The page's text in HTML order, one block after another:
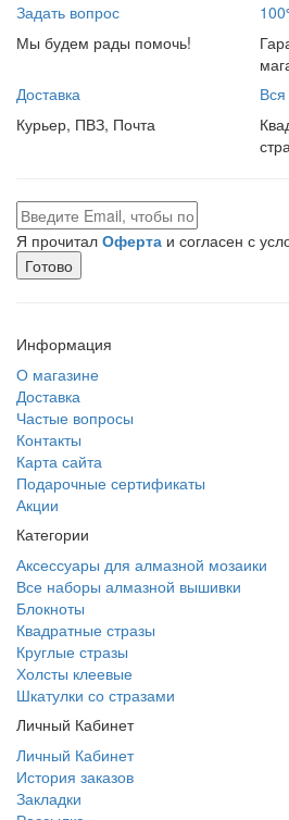
Задать вопрос
Мы будем рады помочь!
Доставка
Курьер, ПВЗ, Почта
Я прочитал Оферта и согласен с
Готово
Информация
О магазине
Доставка
Частые вопросы
Контакты
Карта сайта
Подарочные сертификаты
Акции
Категории
Аксессуары для алмазной мозаики
Все наборы алмазной вышивки
Блокноты
Квадратные стразы
Круглые стразы
Холсты клеевые
Шкатулки со стразами
Личный Кабинет
Личный Кабинет
История заказов
Закладки